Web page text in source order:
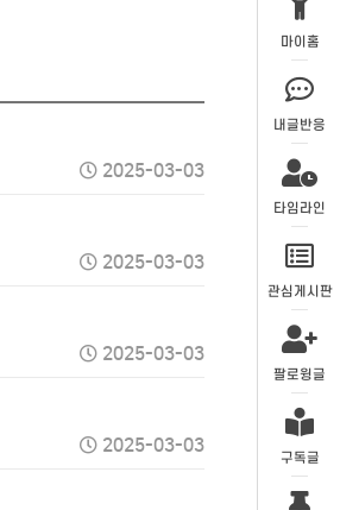
2025-03-03
2025-03-03
2025-03-03
2025-03-03
마이홈
내글반응
타임라인
관심게시판
팔로윙글
구독글